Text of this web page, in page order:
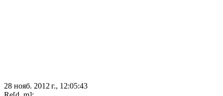
28 нояб. 2012 г., 12:05:43